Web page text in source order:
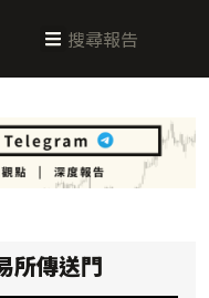
所傳送門